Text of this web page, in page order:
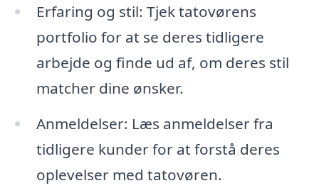
Erfaring og stil: Tjek tatovørens
portfolio for at se deres tidligere
arbejde og finde ud af, om deres stil
matcher dine ønsker.
Anmeldelser: Læs anmeldelser fra
tidligere kunder for at forstå deres
oplevelser med tatovøren.